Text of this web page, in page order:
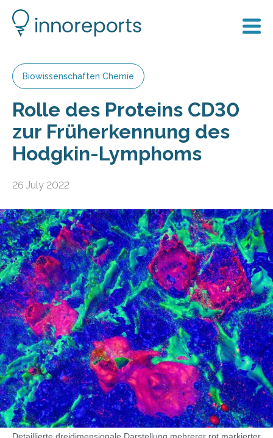
Biowissenschaften Chemie
Rolle des Proteins CD30
zur Früherkennung des
Hodgkin-Lymphoms
26 July 2022